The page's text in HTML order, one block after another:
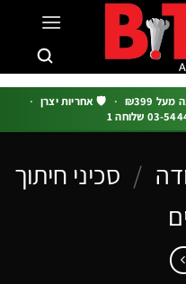
· 🛡️ אחריות יצרן ·
/
סכיני חיתוך